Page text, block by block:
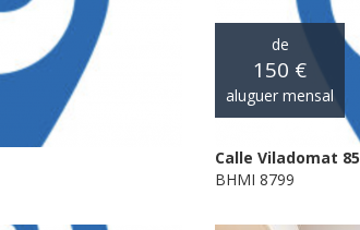
de
150 €
aluguer mensal
Calle Viladomat 85
BHMI 8799